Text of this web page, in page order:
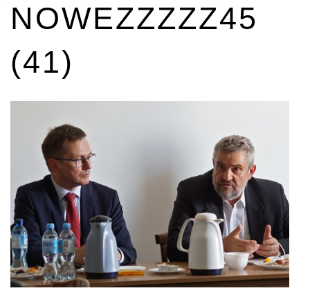
NOWEZZZZZ45
(41)